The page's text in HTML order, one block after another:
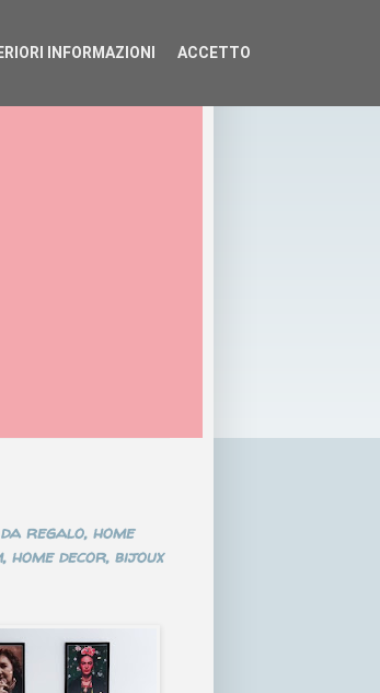
regalo, home
decor, bijoux
INFORMAZIONI ACCETTO